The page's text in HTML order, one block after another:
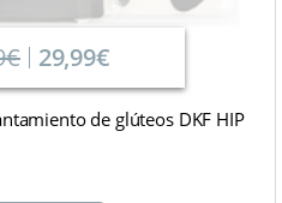
29,99€
de glúteos DKF HIP